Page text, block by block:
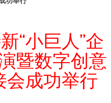
“小巨人”企
暨数字创意
会成功举行